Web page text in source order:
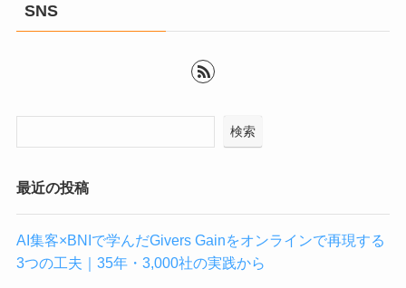
SNS
検索
最近の投稿
AI集客×BNIで学んだGivers Gainをオンラインで再現する
3つの工夫｜35年・3,000社の実践から